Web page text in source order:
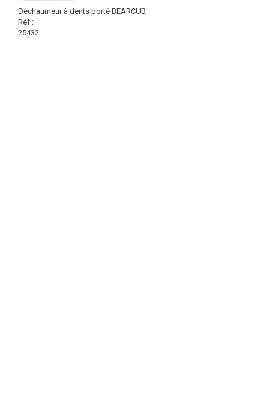
Déchaumeur à dents porté BEARCUB
Réf :
25432